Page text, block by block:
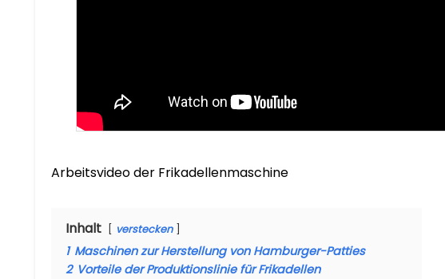
Arbeitsvideo der Frikadellenmaschine
Inhalt verstecken
1 Maschinen zur Herstellung von Hamburger-Patties
2 Vorteile der Produktionslinie für Frikadellen